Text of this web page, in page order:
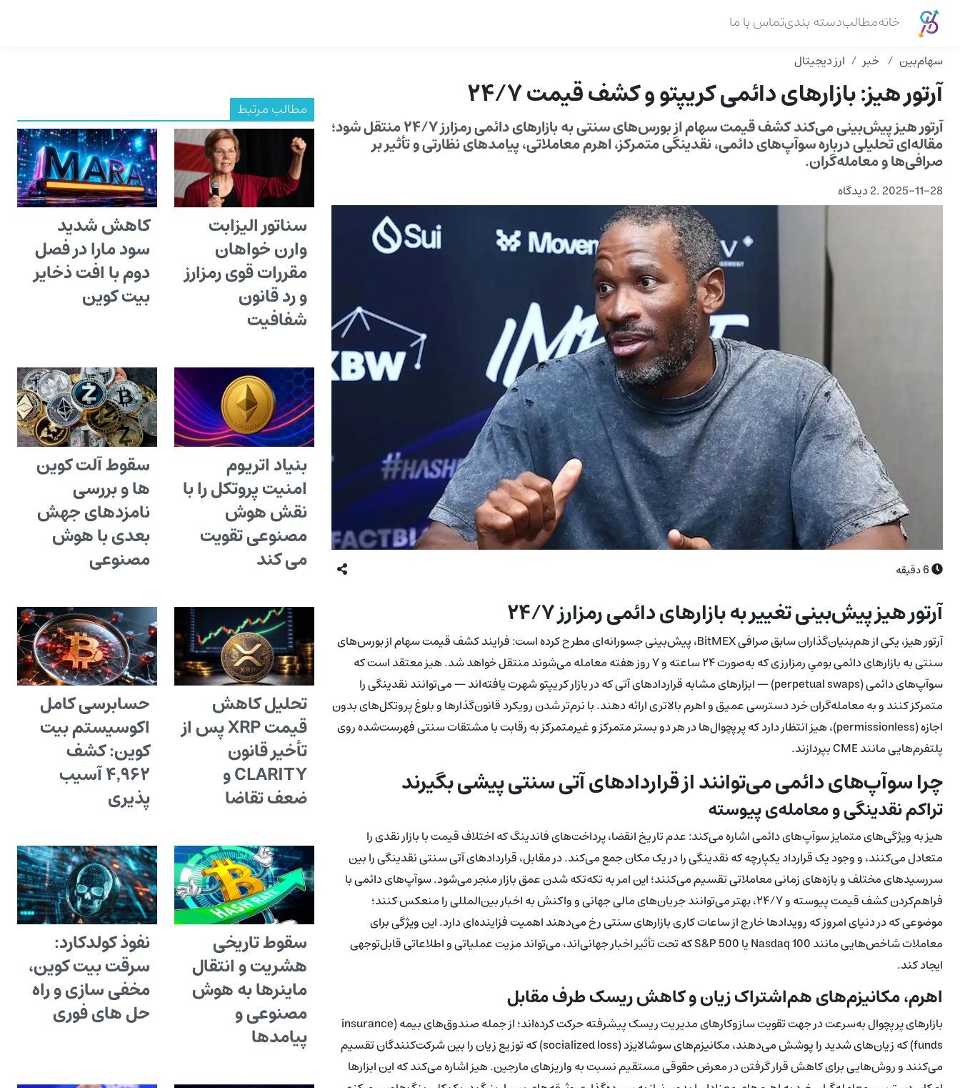
خانهمطالبدسته بندیتماس با ما
سهام‌بین خبر ارز دیجیتال
آرتور هیز: بازارهای دائمی کریپتو و کشف قیمت ۲۴/۷
آرتور هیز پیش‌بینی می‌کند کشف قیمت سهام از بورس‌های سنتی به بازارهای دائمی رمزارز ۲۴/۷ منتقل شود؛
مقاله‌ای تحلیلی درباره سوآپ‌های دائمی، نقدینگی متمرکز، اهرم معاملاتی، پیامدهای نظارتی و تأثیر بر
صرافی‌ها و معامله‌گران.
2025-11-28
.2 دیدگاه
6دقیقه
آرتور هیز پیش‌بینی تغییر به بازارهای دائمی رمزارز ۲۴/۷
آرتور هیز، یکی از هم‌بنیان‌گذاران سابق صرافی BitMEX، پیش‌بینی جسورانه‌ای مطرح کرده است: فرایند کشف قیمت سهام از بورس‌های
سنتی به بازارهای دائمی بومیِ رمزارزی که به‌صورت ۲۴ ساعته و ۷ روز هفته معامله می‌شوند منتقل خواهد شد. هیز معتقد است که
سوآپ‌های دائمی (perpetual swaps) — ابزارهای مشابه قراردادهای آتی که در بازار کریپتو شهرت یافته‌اند — می‌توانند نقدینگی را
متمرکز کنند و به معامله‌گران خرد دسترسی عمیق و اهرم بالاتری ارائه دهند. با نرم‌تر شدن رویکرد قانون‌گذارها و بلوغ پروتکل‌های بدون
اجازه (permissionless)، هیز انتظار دارد که پرپچوال‌ها در هر دو بستر متمرکز و غیرمتمرکز به رقابت با مشتقات سنتی فهرست‌شده روی
پلتفرم‌هایی مانند CME بپردازند.
چرا سوآپ‌های دائمی می‌توانند از قراردادهای آتی سنتی پیشی بگیرند
تراکم نقدینگی و معامله‌ی پیوسته
هیز به ویژگی‌های متمایز سوآپ‌های دائمی اشاره می‌کند: عدم تاریخ انقضا، پرداخت‌های فاندینگ که اختلاف قیمت با بازار نقدی را
متعادل می‌کنند، و وجود یک قرارداد یکپارچه که نقدینگی را در یک مکان جمع می‌کند. در مقابل، قراردادهای آتی سنتی نقدینگی را بین
سررسیدهای مختلف و بازه‌های زمانی معاملاتی تقسیم می‌کنند؛ این امر به تکه‌تکه شدن عمق بازار منجر می‌شود. سوآپ‌های دائمی با
فراهم‌کردن کشف قیمت پیوسته و ۲۴/۷، بهتر می‌توانند جریان‌های مالی جهانی و واکنش به اخبار بین‌المللی را منعکس کنند؛
موضوعی که در دنیای امروز که رویدادها خارج از ساعات کاری بازارهای سنتی رخ می‌دهند اهمیت فزاینده‌ای دارد. این ویژگی برای
معاملات شاخص‌هایی مانند Nasdaq 100 یا S&P 500 که تحت تأثیر اخبار جهانی‌اند، می‌تواند مزیت عملیاتی و اطلاعاتی قابل‌توجهی
ایجاد کند.
اهرم، مکانیزم‌های هم‌اشتراک زیان و کاهش ریسک طرف مقابل
بازارهای پرپچوال به‌سرعت در جهت تقویت سازوکارهای مدیریت ریسک پیشرفته حرکت کرده‌اند؛ از جمله صندوق‌های بیمه (insurance
funds) که زیان‌های شدید را پوشش می‌دهند، مکانیزم‌های سوشالایزد (socialized loss) که توزیع زیان را بین شرکت‌کنندگان تقسیم
می‌کنند و روش‌هایی برای کاهش قرار گرفتن در معرض حقوقی مستقیم نسبت به واریزهای مارجین. هیز اشاره می‌کند که این ابزارها
مطالب مرتبط
سناتور الیزابت
وارن خواهان
مقررات قوی رمزارز
و رد قانون
شفافیت
کاهش شدید
سود مارا در فصل
دوم با افت ذخایر
بیت کوین
بنیاد اتریوم
امنیت پروتکل را با
نقش هوش
مصنوعی تقویت
می کند
سقوط آلت کوین
ها و بررسی
نامزدهای جهش
بعدی با هوش
مصنوعی
تحلیل کاهش
قیمت XRP پس از
تأخیر قانون
CLARITY و
ضعف تقاضا
حسابرسی کامل
اکوسیستم بیت
کوین: کشف
۴٬۹۶۲ آسیب
پذیری
سقوط تاریخی
هشریت و انتقال
ماینرها به هوش
مصنوعی و
پیامدها
نفوذ کولدکارد:
سرقت بیت کوین،
مخفی سازی و راه
حل های فوری